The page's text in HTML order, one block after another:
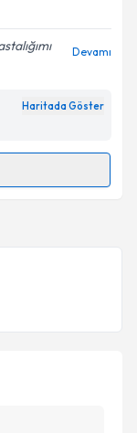
Aydınlatma
belirtilen
Devamı
Haritada Göster
belirtilen